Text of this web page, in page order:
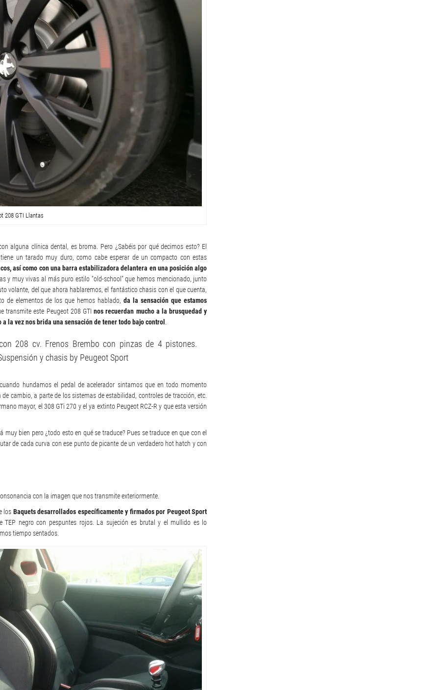
208 GTI Llantas
alguna clínica dental, es broma. Pero ¿Sabéis por qué decimos esto? El
un tarado muy duro, como cabe esperar de un compacto con estas
así como con una barra estabilizadora delantera en una posición algo
y muy vivas al más puro estilo “old-school” que hemos mencionado, junto
volante, del que ahora hablaremos, el fantástico chasis con el que cuenta,
de elementos de los que hemos hablado,da la sensación que estamos
transmite este Peugeot 208 GTInos recuerdan mucho a la brusquedad y
la vez nos brida una sensación de tener todo bajo control
208 cv. Frenos Brembo con pinzas de 4 pistones.
y chasis by Peugeot Sport
hundamos el pedal de acelerador sintamos que en todo momento
cambio, a parte de los sistemas de estabilidad, controles de tracción, etc.
mayor, el 308 GTi 270 y el ya extinto Peugeot RCZ-R y que esta versión
bien pero ¿todo esto en qué se traduce? Pues se traduce en que con el
de cada curva con ese punto de picante de un verdadero hot hatch y con
con la imagen que nos transmite exteriormente.
los Baquets desarrollados específicamente y firmados por Peugeot Sport
TEP negro con pespuntes rojos. La sujeción es brutal y el mullido es lo
tiempo sentados.